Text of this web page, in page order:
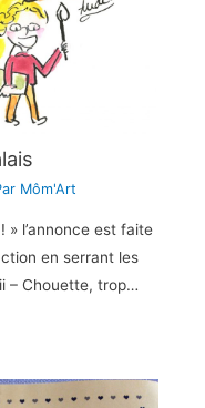
Môm'Art
» l’annonce est faite
en serrant les
– Chouette, trop…